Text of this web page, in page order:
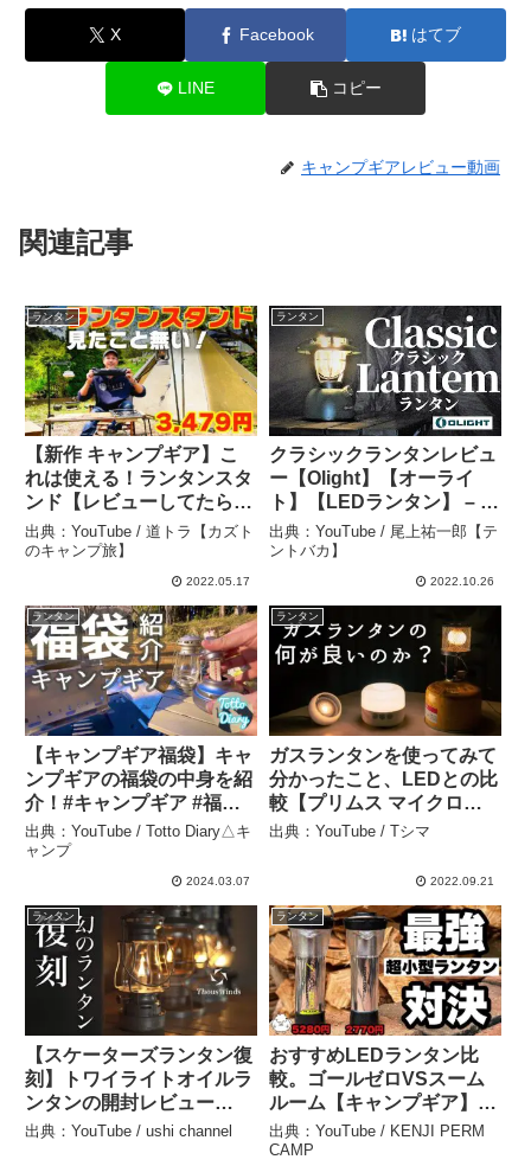
X Facebook はてブ
LINE コピー
キャンプギアレビュー動画
関連記事
ランタン
【新作 キャンプギア】こ
れは使える！ランタンスタ
ンド【レビューしてたらメ
ーカー社長来た】 UJack
アンバサダー就任のご報告
– 道トラ【カズトのキャン
出典：YouTube / 道トラ【カズト
のキャンプ旅】
2022.05.17
ランタン
クラシックランタンレビュ
ー【Olight】【オーライ
ト】【LEDランタン】 – 尾
上祐一郎【テントバカ】
出典：YouTube / 尾上祐一郎【テ
ントバカ】
2022.10.26
ランタン
【キャンプギア福袋】キャ
ンプギアの福袋の中身を紹
介！#キャンプギア #福袋 #
レビュー – Totto Diary△
キャンプ
出典：YouTube / Totto Diary△キ
ャンプ
2024.03.07
ランタン
ガスランタンを使ってみて
分かったこと、LEDとの比
較【プリムス マイクロン
ランタン レビュー】 – Tシ
出典：YouTube / Tシマ
2022.09.21
ランタン
【スケーターズランタン復
刻】トワイライトオイルラ
ンタンの開封レビュー
（Thous Winds） – ushi
出典：YouTube / ushi channel
ランタン
おすすめLEDランタン比
較。ゴールゼロVSスーム
ルーム【キャンプギア】 –
KENJI PERM CAMP
出典：YouTube / KENJI PERM
CAMP